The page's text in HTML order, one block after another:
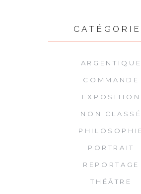
ARGENTIQUE
COMMANDE
EXPOSITION
NON CLASSÉ
PORTRAIT
REPORTAGE
THÉÂTRE